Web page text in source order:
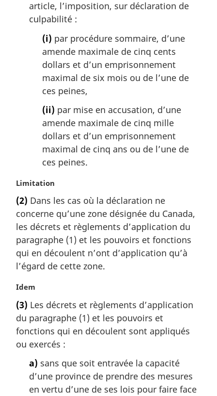
article, l’imposition, sur déclaration de
culpabilité :
(i) par procédure sommaire, d’une
amende maximale de cinq cents
dollars et d’un emprisonnement
maximal de six mois ou de l’une de
ces peines,
(ii) par mise en accusation, d’une
amende maximale de cinq mille
dollars et d’un emprisonnement
maximal de cinq ans ou de l’une de
ces peines.
N
t
e
m
a
r
g
i
a
l
e
:
Limitation
(2) Dans les cas où la déclaration ne
concerne qu’une zone désignée du Canada,
les décrets et règlements d’application du
paragraphe (1) et les pouvoirs et fonctions
qui en découlent n’ont d’application qu’à
l’égard de cette zone.
N
t
e
m
r
Idem
(3) Les décrets et règlements d’application
du paragraphe (1) et les pouvoirs et
fonctions qui en découlent sont appliqués
ou exercés :
a) sans que soit entravée la capacité
d’une province de prendre des mesures
en vertu d’une de ses lois pour faire face